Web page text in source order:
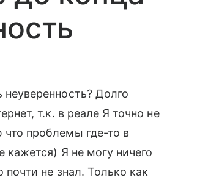
Долго
т.к. в реале Я точно не
проблемы где-то в
кажется) Я не могу ничего
не знал. Только как